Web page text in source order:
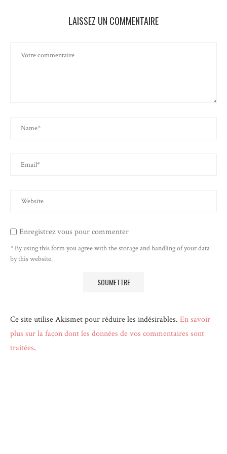
LAISSEZ UN COMMENTAIRE
Enregistrez vous pour commenter
* By using this form you agree with the storage and handling of your data
by this website.
Ce site utilise Akismet pour réduire les indésirables. En savoir
plus sur la façon dont les données de vos commentaires sont
traitées.